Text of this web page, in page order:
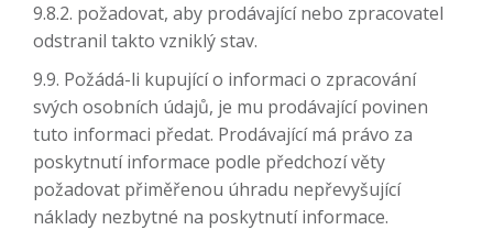
9.8.2. požadovat, aby prodávající nebo zpracovatel
odstranil takto vzniklý stav.
9.9. Požádá-li kupující o informaci o zpracování
svých osobních údajů, je mu prodávající povinen
tuto informaci předat. Prodávající má právo za
poskytnutí informace podle předchozí věty
požadovat přiměřenou úhradu nepřevyšující
náklady nezbytné na poskytnutí informace.